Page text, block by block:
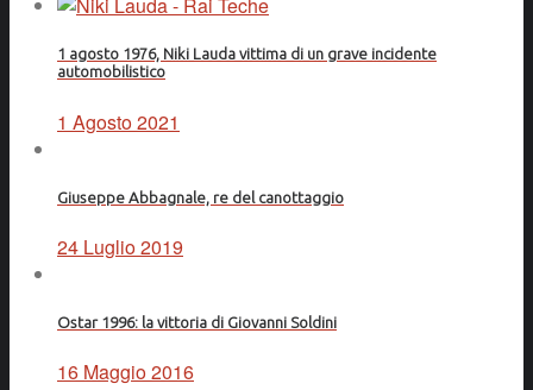
1 agosto 1976, Niki Lauda vittima di un grave incidente
automobilistico
1 Agosto 2021
Giuseppe Abbagnale, re del canottaggio
24 Luglio 2019
Ostar 1996: la vittoria di Giovanni Soldini
16 Maggio 2016